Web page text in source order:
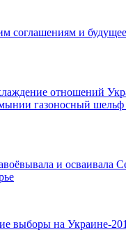
соглашениям и
отношений
газоносный шельф
и осваивала
выборы на Украине-